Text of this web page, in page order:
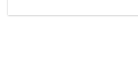
Der Weinbau dominert heute nicht